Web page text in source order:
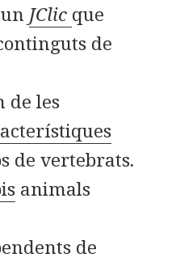
JClic que
de
de les
de vertebrats.
animals
de